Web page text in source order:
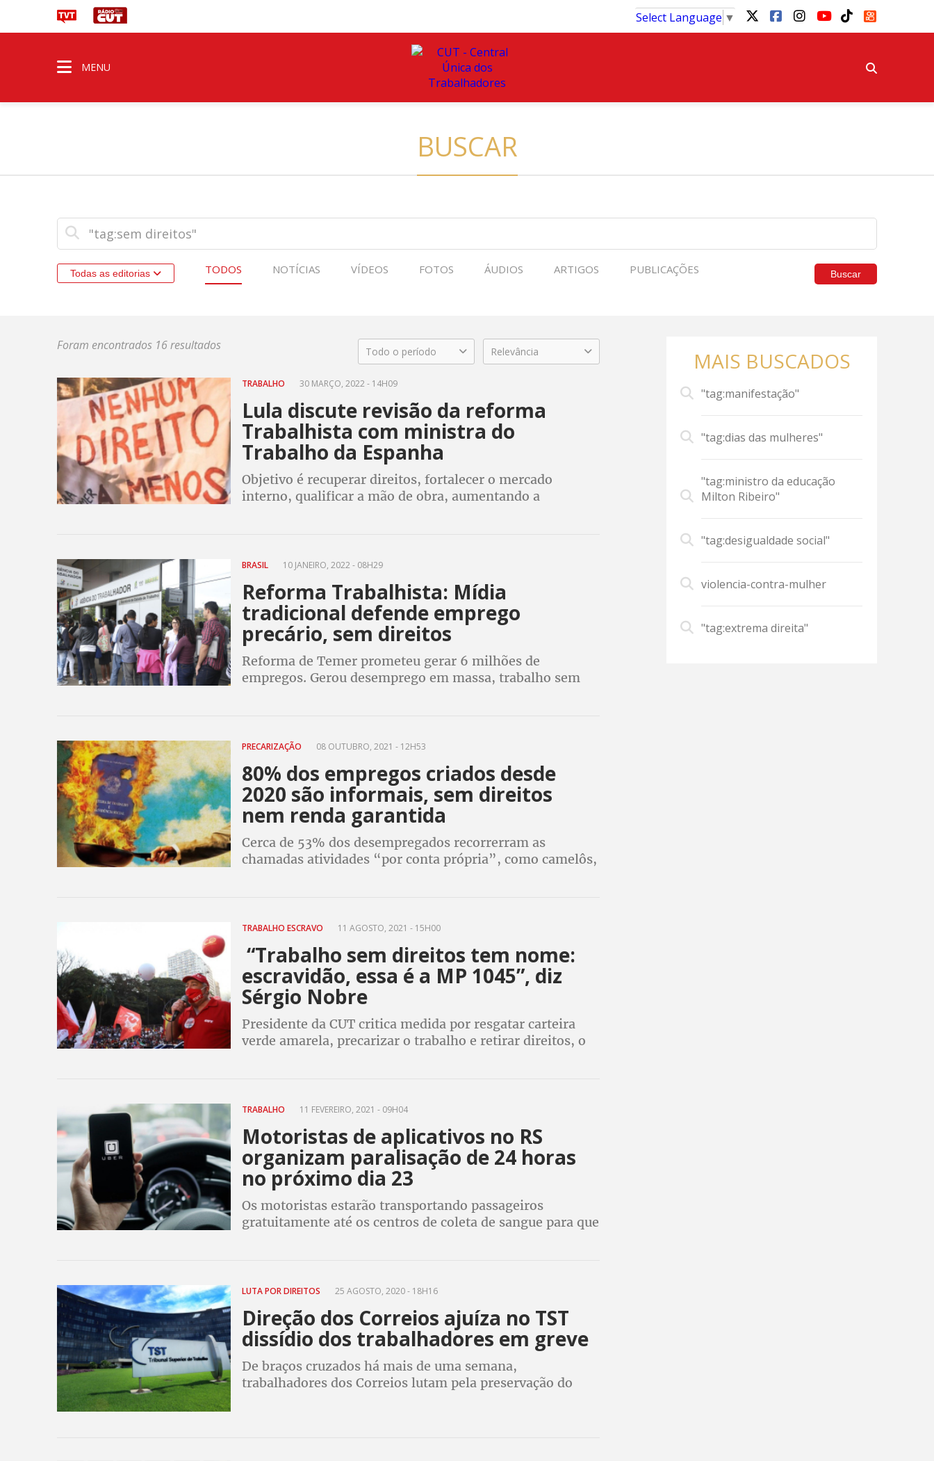
Select Language ▼
MENU
BUSCAR
Todas as editorias TODOS NOTÍCIAS VÍDEOS FOTOS ÁUDIOS ARTIGOS PUBLICAÇÕES Buscar
Foram encontrados 16 resultados Todo o período Relevância
TRABALHO 30 MARÇO, 2022 - 14H09
Lula discute revisão da reforma
Trabalhista com ministra do
Trabalho da Espanha
Objetivo é recuperar direitos, fortalecer o mercado
interno, qualificar a mão de obra, aumentando a
BRASIL 10 JANEIRO, 2022 - 08H29
Reforma Trabalhista: Mídia
tradicional defende emprego
precário, sem direitos
Reforma de Temer prometeu gerar 6 milhões de
empregos. Gerou desemprego em massa, trabalho sem
PRECARIZAÇÃO 08 OUTUBRO, 2021 - 12H53
80% dos empregos criados desde
2020 são informais, sem direitos
nem renda garantida
Cerca de 53% dos desempregados recorrerram as
chamadas atividades “por conta própria”, como camelôs,
TRABALHO ESCRAVO 11 AGOSTO, 2021 - 15H00
“Trabalho sem direitos tem nome:
escravidão, essa é a MP 1045”, diz
Sérgio Nobre
Presidente da CUT critica medida por resgatar carteira
verde amarela, precarizar o trabalho e retirar direitos, o
TRABALHO 11 FEVEREIRO, 2021 - 09H04
Motoristas de aplicativos no RS
organizam paralisação de 24 horas
no próximo dia 23
Os motoristas estarão transportando passageiros
gratuitamente até os centros de coleta de sangue para que
LUTA POR DIREITOS 25 AGOSTO, 2020 - 18H16
Direção dos Correios ajuíza no TST
dissídio dos trabalhadores em greve
De braços cruzados há mais de uma semana,
trabalhadores dos Correios lutam pela preservação do
MAIS BUSCADOS
"tag:manifestação"
"tag:dias das mulheres"
"tag:ministro da educação
Milton Ribeiro"
"tag:desigualdade social"
violencia-contra-mulher
"tag:extrema direita"